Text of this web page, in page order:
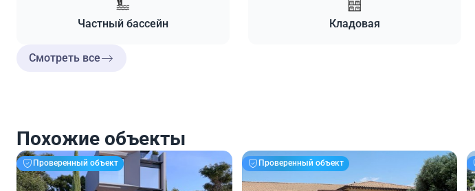
Частный бассейн Кладовая
Смотреть все
Похожие объекты
Проверенный объект Проверенный объект